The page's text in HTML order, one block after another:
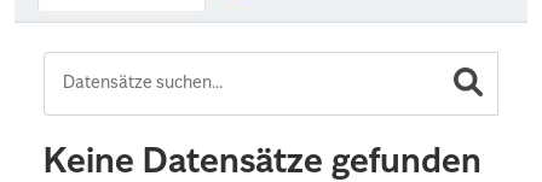
Keine Datensätze gefunden